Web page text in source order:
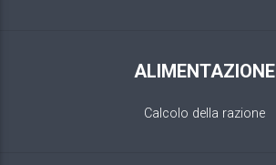
ALIMENTAZIONE
Calcolo della razione